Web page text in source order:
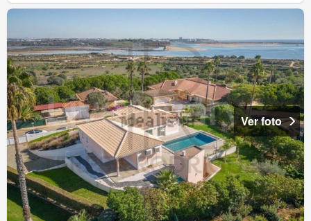
Ver foto